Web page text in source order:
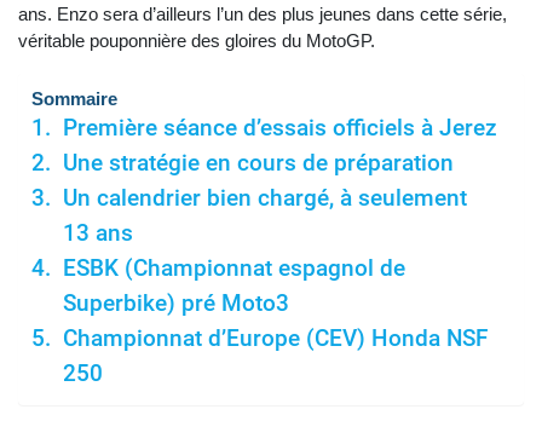
ans. Enzo sera d’ailleurs l’un des plus jeunes dans cette série,
véritable pouponnière des gloires du MotoGP.
Sommaire
Première séance d’essais officiels à Jerez
Une stratégie en cours de préparation
Un calendrier bien chargé, à seulement
13 ans
ESBK (Championnat espagnol de
Superbike) pré Moto3
Championnat d’Europe (CEV) Honda NSF
250